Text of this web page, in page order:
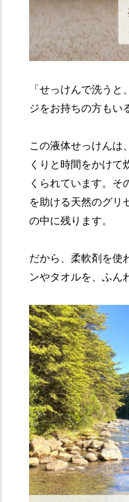
「せっけんで洗う
ジをお持ちの方もい
この液体せっけんは
くりと時間をかけて
くられています。そ
を助ける天然のグリ
の中に残ります。
だから、柔軟剤を使
ンやタオルを、ふん